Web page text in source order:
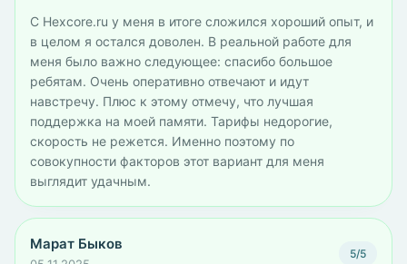
С Hexcore.ru у меня в итоге сложился хороший опыт, и
в целом я остался доволен. В реальной работе для
меня было важно следующее: спасибо большое
ребятам. Очень оперативно отвечают и идут
навстречу. Плюс к этому отмечу, что лучшая
поддержка на моей памяти. Тарифы недорогие,
скорость не режется. Именно поэтому по
совокупности факторов этот вариант для меня
выглядит удачным.
Марат Быков
5/5